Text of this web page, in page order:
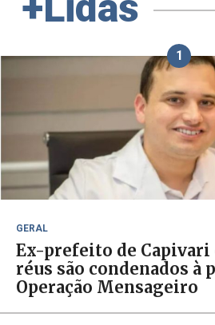
1
GERAL
Ex-prefeito de Capivari
réus são condenados à
Operação Mensageiro